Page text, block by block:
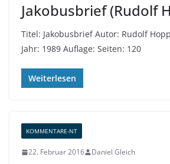
Jakobusbrief (Rudolf
Titel: Jakobusbrief Autor: Rudolf
Jahr: 1989 Auflage: Seiten: 120
Weiterlesen
KOMMENTARE-NT
22. Februar 2016 Daniel Gleich